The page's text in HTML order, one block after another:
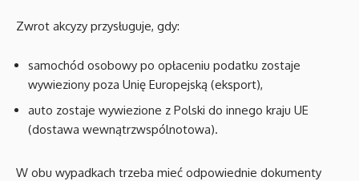
Zwrot akcyzy przysługuje, gdy:
samochód osobowy po opłaceniu podatku zostaje
wywieziony poza Unię Europejską (eksport),
auto zostaje wywiezione z Polski do innego kraju UE
(dostawa wewnątrzwspólnotowa).
W obu wypadkach trzeba mieć odpowiednie dokumenty